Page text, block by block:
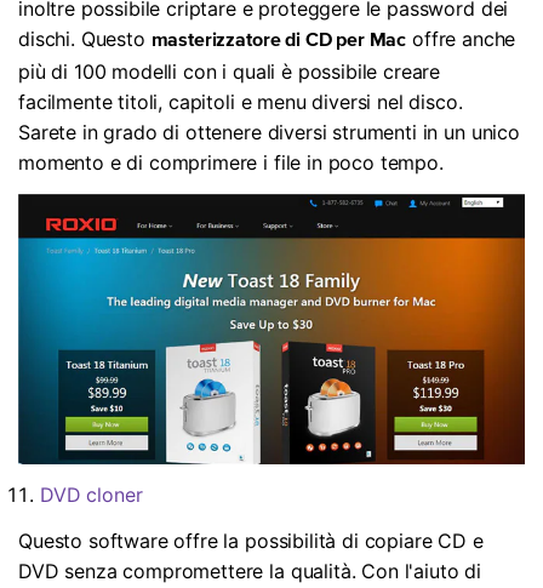
inoltre possibile criptare e proteggere le password dei
dischi. Questo masterizzatore di CD per Mac offre anche
più di 100 modelli con i quali è possibile creare
facilmente titoli, capitoli e menu diversi nel disco.
Sarete in grado di ottenere diversi strumenti in un unico
momento e di comprimere i file in poco tempo.
DVD cloner
Questo software offre la possibilità di copiare CD e
DVD senza compromettere la qualità. Con l'aiuto di